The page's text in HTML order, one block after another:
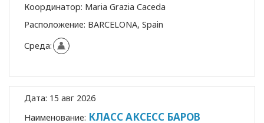
Координатор: Maria Grazia Caceda
Расположение: BARCELONA, Spain
Среда:
Дата: 15 авг 2026
Наименование: КЛАСС АКСЕСС БАРОВ